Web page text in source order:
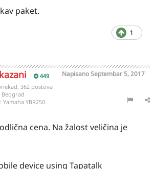
paket.
1
449 NapisanoSeptembar 5, 2017
362 postova
Beograd
Yamaha YBR250
cena. Na žalost veličina je
device using Tapatalk